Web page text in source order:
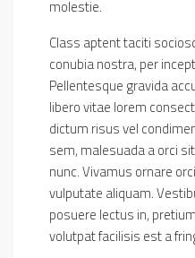
molestie.
Class aptent taciti
conubia nostra, per
Pellentesque gravida
libero vitae lorem
dictum risus vel
sem, malesuada a orci
nunc. Vivamus ornare
vulputate aliquam.
posuere lectus in,
volutpat facilisis est a